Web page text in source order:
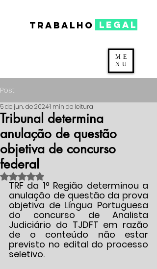
TRABALHO legal
ME
NU
Post
Tribunal determina
anulação de questão
objetiva de concurso
federal
5 de jun. de 20241 min de leitura
Avaliado com NaN de 5 estrelas.
TRF da 1ª Região determinou a
anulação de questão da prova
objetiva de Língua Portuguesa
do concurso de Analista
Judiciário do TJDFT em razão
de o conteúdo não estar
previsto no edital do processo
seletivo.